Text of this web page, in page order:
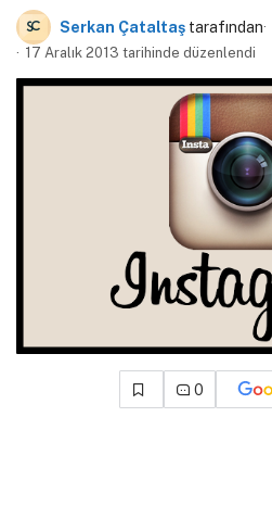
Serkan Çataltaş tarafından
17 Aralık 2013 tarihinde düzenlendi
0